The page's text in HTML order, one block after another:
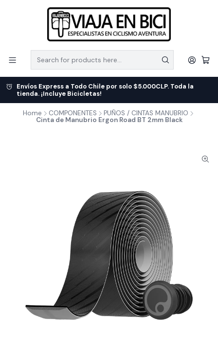
Envíos Express a Todo Chile por solo $5.000CLP. Toda la
tienda. ¡Incluye Bicicletas!
Home COMPONENTES
PUÑOS / CINTAS MANUBRIO
Cinta de Manubrio Ergon Road BT 2mm Black